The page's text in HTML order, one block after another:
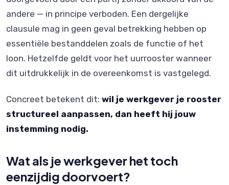
andere — in principe verboden. Een dergelijke
clausule mag in geen geval betrekking hebben op
essentiële bestanddelen zoals de functie of het
loon. Hetzelfde geldt voor het uurrooster wanneer
dit uitdrukkelijk in de overeenkomst is vastgelegd.
Concreet betekent dit: wil je werkgever je rooster
structureel aanpassen, dan heeft hij jouw
instemming nodig.
Wat als je werkgever het toch
eenzijdig doorvoert?